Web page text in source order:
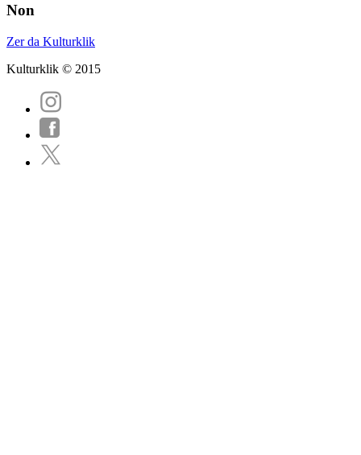
Non
Zer da Kulturklik
Kulturklik © 2015